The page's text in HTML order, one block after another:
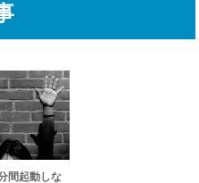
間起動しな